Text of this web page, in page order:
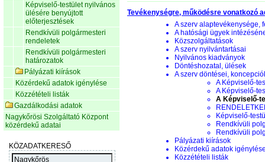
Képviselő-testület nyilvános
ülésére benyújtott
előterjesztések
Rendkívüli polgármesteri
rendeletek
Rendkívüli polgármesteri
határozatok
Pályázati kiírások
Közérdekű adatok igénylése
Közzétételi listák
Gazdálkodási adatok
Nagykőrösi Szolgáltató Központ
közérdekű adatai
Tevékenységre, működésre vonatkozó
A szerv alaptevékenysége,
A hatósági ügyek
Közszolgáltatások
A szerv nyilvántartásai
Nyilvános kiadványok
Döntéshozatal, ülések
A szerv döntései,
A Képviselő-
A Képviselő-
A Képviselő-
Képviselő-
Rendkívüli
Rendkívüli
Pályázati kiírások
Közérdekű adatok
Közzétételi listák